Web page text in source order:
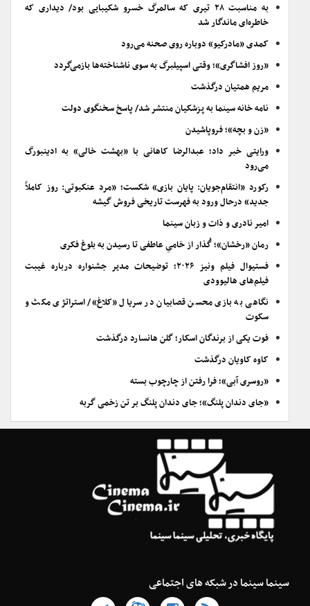
به مناسبت ۲۸ تیری که سالمرگ خسرو شکیبایی بود/ دیداری که
خاطره‌ای ماندگار شد
کمدی «مادرکیو» دوباره روی صحنه می‌رود
«روز افشاگری»؛ وقتی اسپیلبرگ به سوی ناشناخته‌ها بازمی‌گردد
مریم همتیان درگذشت
نامه خانه سینما به پزشکیان منتشر شد/ پاسخ سخنگوی دولت
«زن و بچه»؛ فروپاشیدن
ورایتی خبر داد؛ عبدالرضا کاهانی با «بهشت خالی» به ادینبورگ
می‌رود
رکورد «انتقام‌جویان: پایان بازی» شکست؛ «مرد عنکبوتی: روز کاملاً
جدید» درحال ورود به فهرست تاریخی فروش گیشه
امیر نادری و ذات و زبان سینما
رمان «رخشان»؛ گُذار از خامیِ عاطفی تا رسیدن به بلوغ فکری
فستیوال فیلم ونیز ۲۰۲۶؛ توضیحات مدیر جشنواره درباره غیبت
فیلم‌های هالیوودی
نگاهی به بازی محسن قصابیان در سریال «کلاغ»/ استراتژی مکث و
سکوت
فوت یکی از برندگان اسکار؛ گلن هانسارد درگذشت
کاوه کاویان درگذشت
«روسری آبی»؛ فرا رفتن از چارچوب بسته
«جای دندان پلنگ»؛ جای دندان پلنگ بر تن زخمی گربه
سینما سینما در شبکه های اجتماعی